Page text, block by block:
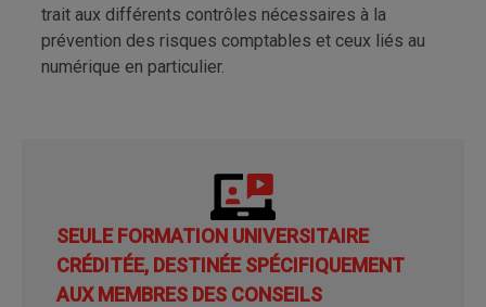
trait aux différents contrôles nécessaires à la
prévention des risques comptables et ceux liés au
numérique en particulier.
SEULE FORMATION UNIVERSITAIRE
CRÉDITÉE, DESTINÉE SPÉCIFIQUEMENT
AUX MEMBRES DES CONSEILS